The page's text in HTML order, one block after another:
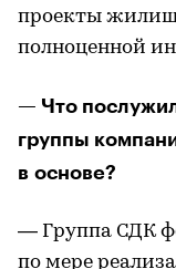
проекты
полноценной
— Что
группы
в основе?
— Группа СДК
по мере